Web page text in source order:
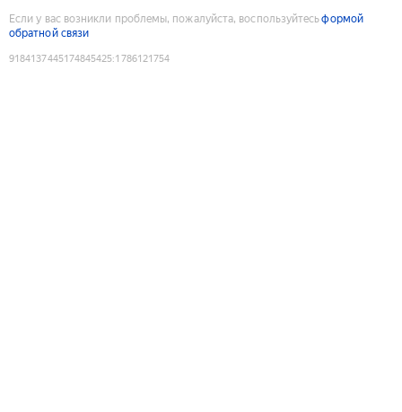
Если у вас возникли проблемы, пожалуйста, воспользуйтесьформой
обратной связи
9184137445174845425:1786121754